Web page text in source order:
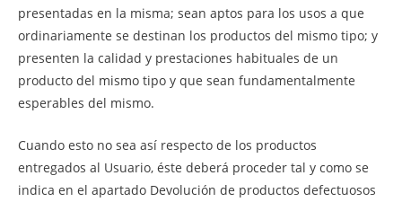
presentadas en la misma; sean aptos para los usos a que
ordinariamente se destinan los productos del mismo tipo; y
presenten la calidad y prestaciones habituales de un
producto del mismo tipo y que sean fundamentalmente
esperables del mismo.
Cuando esto no sea así respecto de los productos
entregados al Usuario, éste deberá proceder tal y como se
indica en el apartado Devolución de productos defectuosos